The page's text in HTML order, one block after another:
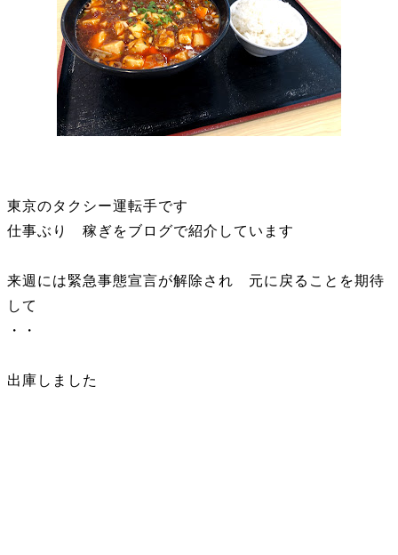
東京のタクシー運転手です
仕事ぶり 稼ぎをブログで紹介しています
来週には緊急事態宣言が解除され 元に戻ることを期待
して
・・
出庫しました